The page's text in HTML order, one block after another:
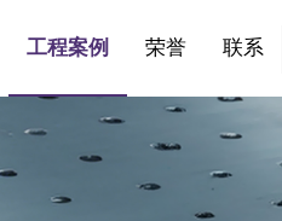
工程案例
荣誉
联系
旗下公司名称四